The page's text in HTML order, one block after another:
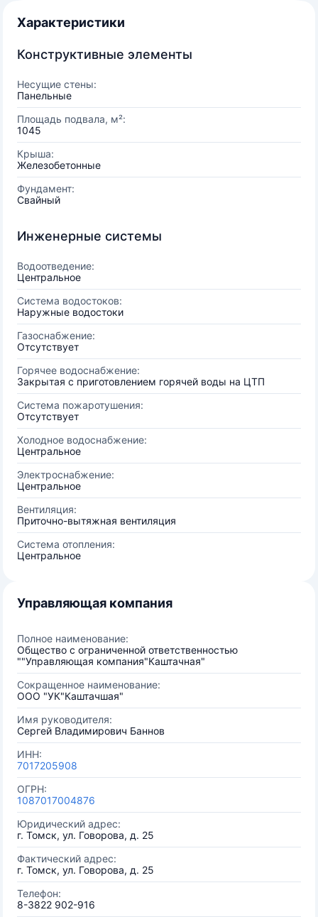
Характеристики
Конструктивные элементы
Несущие стены:
Панельные
Площадь подвала, м²:
1045
Крыша:
Железобетонные
Фундамент:
Свайный
Инженерные системы
Водоотведение:
Центральное
Система водостоков:
Наружные водостоки
Газоснабжение:
Отсутствует
Горячее водоснабжение:
Закрытая с приготовлением горячей воды на ЦТП
Система пожаротушения:
Отсутствует
Холодное водоснабжение:
Центральное
Электроснабжение:
Центральное
Вентиляция:
Приточно-вытяжная вентиляция
Система отопления:
Центральное
Управляющая компания
Полное наименование:
Общество c ограниченной ответственностью
""Управляющая компания"Каштачная"
Сокращенное наименование:
ООО "УК"Каштачшая"
Имя руководителя:
Сергей Владимирович Баннов
ИНН:
7017205908
ОГРН:
1087017004876
Юридический адрес:
г. Томск, ул. Говорова, д. 25
Фактический адрес:
г. Томск, ул. Говорова, д. 25
Телефон:
8-3822 902-916